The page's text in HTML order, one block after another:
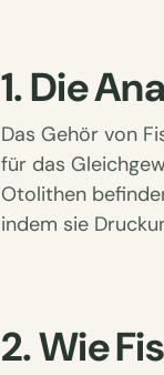
1. Die
Das Gehör von
für das
Otolithen
indem sie
2. Wie